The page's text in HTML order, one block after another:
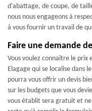
d'abattage, de coupe, de
nous nous engageons à
à vous fournir un travail de
Faire une demande
Vous voulez connaître le prix
Elagage qui se localise dans
pourra vous offrir un devis
sur les budgets que vous
vous établit sera gratuit et ne